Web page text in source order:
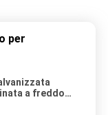
per
a freddo